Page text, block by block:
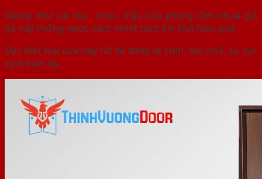
Giống như các loại khác, mẫu cửa phòng tắm nhựa giả
gỗ này chống nước, cách nhiệt cách âm khá hiệu quả.
Đặc biệt loại cửa này rất dễ dàng vệ sinh, lau chùi, lại cực
kỳ ít bám bụi.